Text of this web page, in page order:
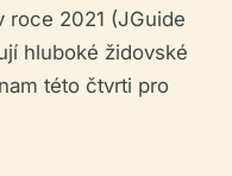
roce 2021 (JGuide
hluboké židovské
této čtvrti pro